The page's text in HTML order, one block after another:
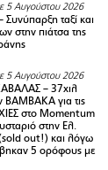
5 Αυγούστου 2026
ταξί και
στην πιάτσα της
5 Αυγούστου 2026
– 37χιλ
ΒΑΜΒΑΚΑ για τις
στο Momentum
στην Ελ.
out!) και λόγω
5 ορόφους με